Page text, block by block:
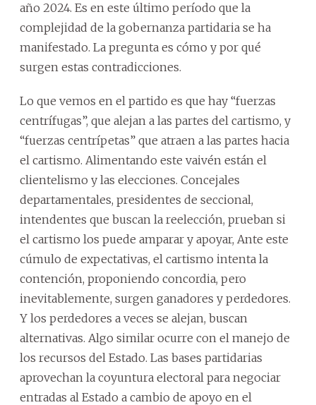
año 2024. Es en este último período que la
complejidad de la gobernanza partidaria se ha
manifestado. La pregunta es cómo y por qué
surgen estas contradicciones.
Lo que vemos en el partido es que hay “fuerzas
centrífugas”, que alejan a las partes del cartismo, y
“fuerzas centrípetas” que atraen a las partes hacia
el cartismo. Alimentando este vaivén están el
clientelismo y las elecciones. Concejales
departamentales, presidentes de seccional,
intendentes que buscan la reelección, prueban si
el cartismo los puede amparar y apoyar, Ante este
cúmulo de expectativas, el cartismo intenta la
contención, proponiendo concordia, pero
inevitablemente, surgen ganadores y perdedores.
Y los perdedores a veces se alejan, buscan
alternativas. Algo similar ocurre con el manejo de
los recursos del Estado. Las bases partidarias
aprovechan la coyuntura electoral para negociar
entradas al Estado a cambio de apoyo en el